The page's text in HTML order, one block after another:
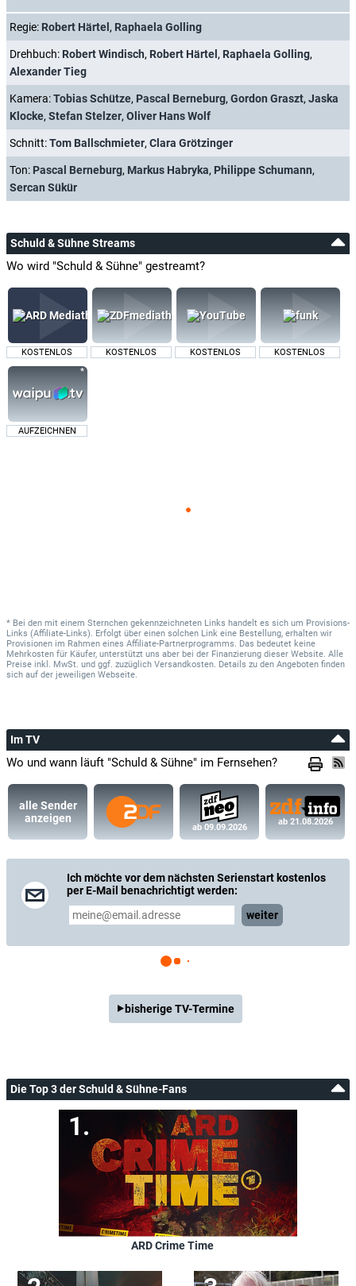
Regie: Robert Härtel, Raphaela Golling
Drehbuch: Robert Windisch, Robert Härtel, Raphaela Golling,
Alexander Tieg
Kamera:Tobias Schütze, Pascal Berneburg, Gordon Graszt, Jaska
Klocke, Stefan Stelzer, Oliver Hans Wolf
Schnitt:Tom Ballschmieter, Clara Grötzinger
Ton: Pascal Berneburg, Markus Habryka, Philippe Schumann,
Sercan Sükür
Schuld & Sühne Streams
Wo wird "Schuld & Sühne" gestreamt?
KOSTENLOS KOSTENLOS KOSTENLOS KOSTENLOS
AUFZEICHNEN
* Bei den mit einem Sternchen gekennzeichneten Links handelt es sich um Provisions-
Links (Affiliate-Links). Erfolgt über einen solchen Link eine Bestellung, erhalten wir
Provisionen im Rahmen eines Affiliate-Partnerprogramms. Das bedeutet keine
Mehrkosten für Käufer, unterstützt uns aber bei der Finanzierung dieser Website. Alle
Preise inkl. MwSt. und ggf. zuzüglich Versandkosten. Details zu den Angeboten finden
sich auf der jeweiligen Webseite.
Im TV
Wo und wann läuft "Schuld & Sühne" im Fernsehen?
alle Sender
anzeigen
ab 09.09.2026
ab 21.08.2026
Ich möchte vor dem nächsten Serienstart kostenlos
per E-Mail benachrichtigt werden:
weiter
bisherige TV-Termine
Die Top 3 der Schuld & Sühne-Fans
ARD Crime Time